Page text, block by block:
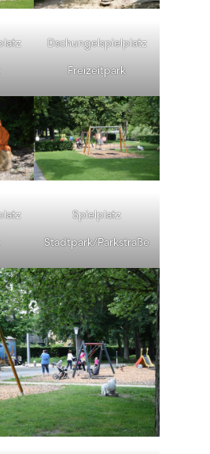
Dschungelspielplatz
Freizeitpark
Spielplatz
Stadtpark/Parkstraße